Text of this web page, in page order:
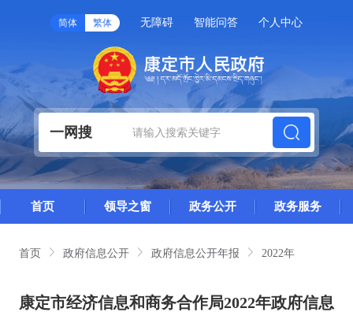
简体 繁体 无障碍 智能问答 个人中心
一网搜
首页 领导之窗 政务公开 政务服务
首页 政府信息公开 政府信息公开年报 2022年
康定市经济信息和商务合作局2022年政府信息